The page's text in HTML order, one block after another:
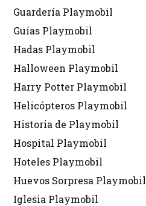
Guardería Playmobil
Guías Playmobil
Hadas Playmobil
Halloween Playmobil
Harry Potter Playmobil
Helicópteros Playmobil
Historia de Playmobil
Hospital Playmobil
Hoteles Playmobil
Huevos Sorpresa Playmobil
Iglesia Playmobil